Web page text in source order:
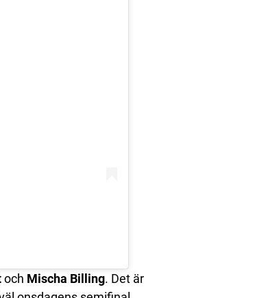
och Mischa Billing. Det är